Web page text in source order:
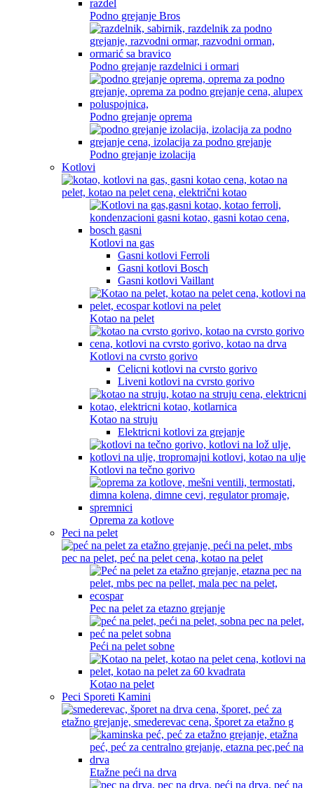
Podno grejanje Bros
Podno grejanje razdelnici i ormari
Podno grejanje oprema
Podno grejanje izolacija
Kotlovi
Kotlovi na gas
Gasni kotlovi Ferroli
Gasni kotlovi Bosch
Gasni kotlovi Vaillant
Kotao na pelet
Kotlovi na cvrsto gorivo
Celicni kotlovi na cvrsto gorivo
Liveni kotlovi na cvrsto gorivo
Kotao na struju
Elektricni kotlovi za grejanje
Kotlovi na tečno gorivo
Oprema za kotlove
Peci na pelet
Pec na pelet za etazno grejanje
Peći na pelet sobne
Kotao na pelet
Peci Sporeti Kamini
Etažne peći na drva